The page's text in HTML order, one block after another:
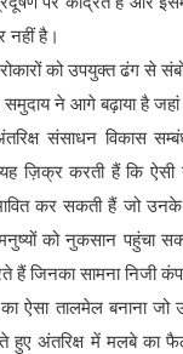
नहीं है।
को उपयुक्त ढंग से
समुदाय ने आगे बढ़ाया है जहां
अंतरिक्ष संसाधन विकास
ज़िक्र करती हैं कि ऐसी
कर सकती हैं जो
को नुकसान पहुंचा
हैं जिनका सामना निजी
ऐसा तालमेल बनाना
हुए अंतरिक्ष में मलबे का